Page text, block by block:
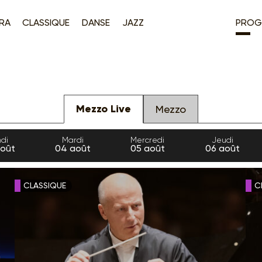
CLASSIQUE DANSE JAZZ
Mezzo Live Mezzo
Mardi
04 août
Mercredi
05 août
Jeudi
06 août
CLASSIQUE